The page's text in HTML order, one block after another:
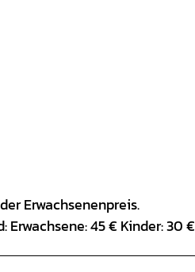
Erwachsenenpreis.
45 € Kinder: 30 €